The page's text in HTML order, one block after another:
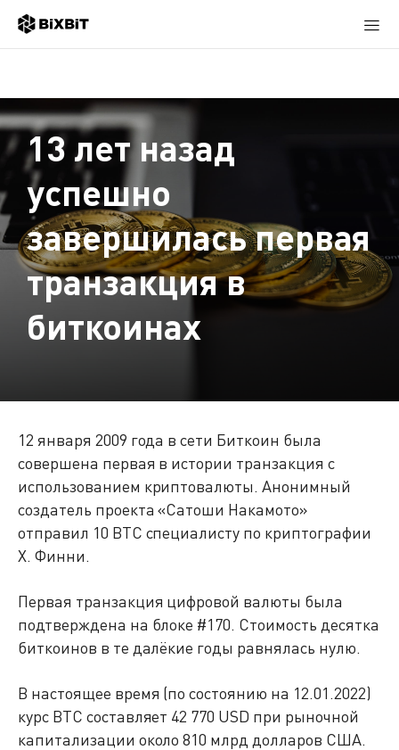
13 лет назад
успешно
завершилась первая
транзакция в
биткоинах
12 января 2009 года в сети Биткоин была
совершена первая в истории транзакция с
использованием криптовалюты. Анонимный
создатель проекта «Сатоши Накамото»
отправил 10 BTC специалисту по криптографии
Х. Финни.
Первая транзакция цифровой валюты была
подтверждена на блоке #170. Стоимость десятка
биткоинов в те далёкие годы равнялась нулю.
В настоящее время (по состоянию на 12.01.2022)
курс BTC составляет 42 770 USD при рыночной
капитализации около 810 млрд долларов США.